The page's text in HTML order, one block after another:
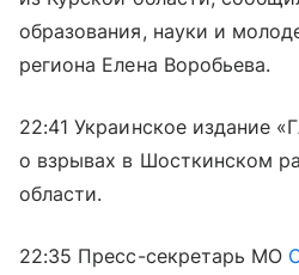
образования, науки и
региона Елена Воробьева.
22:41 Украинское издание
о взрывах в Шосткинском
области.
22:35 Пресс-секретарь МО